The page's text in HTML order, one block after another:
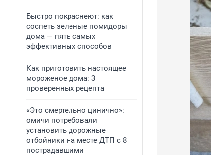
Быстро покраснеют: как
соспеть зеленые помидоры
дома — пять самых
эффективных способов
Как приготовить настоящее
мороженое дома: 3
проверенных рецепта
«Это смертельно цинично»:
омичи потребовали
установить дорожные
отбойники на месте ДТП с 8
пострадавшими